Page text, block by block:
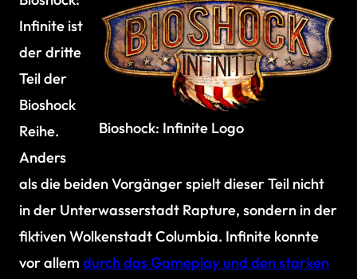
Bioshock: Infinite Logo
Infinite ist
der dritte
Teil der
Bioshock
Reihe.
Anders
als die beiden Vorgänger spielt dieser Teil nicht
in der Unterwasserstadt Rapture, sondern in der
fiktiven Wolkenstadt Columbia. Infinite konnte
vor allem durch das Gameplay und den starken